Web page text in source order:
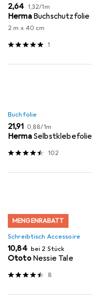
EUR
2,64 EUR
1,32/1m
Herma Buchschutzfolie
2 m x 40 cm
1
Buchfolie
EUR
21,91 EUR
0,88/1m
Herma Selbstklebefolie
102
MENGENRABATT
Schreibtisch Accessoire
EUR
10,84 bei 2 Stück
Ototo Nessie Tale
8